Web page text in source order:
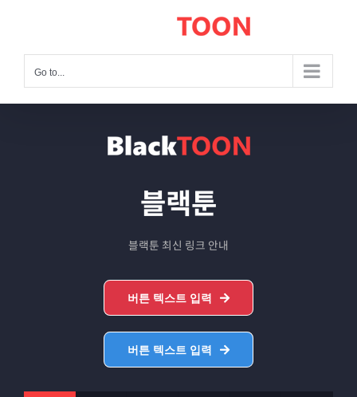
content
Go to...
블랙툰
블랙툰 최신 링크 안내
버튼 텍스트 입력
버튼 텍스트 입력